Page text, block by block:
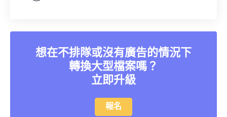
想在不排隊或沒有廣告的情況下
轉換大型檔案嗎？
立即升級
報名